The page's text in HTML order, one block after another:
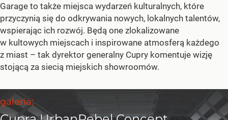
Garage to także miejsca wydarzeń kulturalnych, które
przyczynią się do odkrywania nowych, lokalnych talentów,
wspierając ich rozwój. Będą one zlokalizowane
w kultowych miejscach i inspirowane atmosferą każdego
z miast – tak dyrektor generalny Cupry komentuje wizję
stojącą za siecią miejskich showroomów.